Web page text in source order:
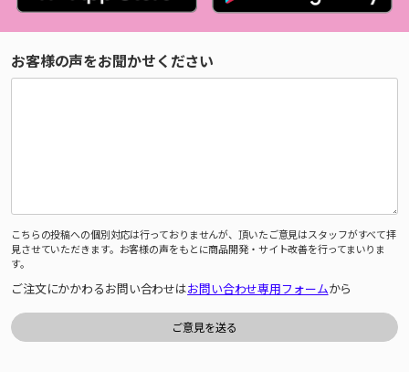
お客様の声をお聞かせください
こちらの投稿への個別対応は行っておりませんが、頂いたご意見はスタッフがすべて拝
見させていただきます。お客様の声をもとに商品開発・サイト改善を行ってまいりま
す。
ご注文にかかわるお問い合わせはお問い合わせ専用フォームから